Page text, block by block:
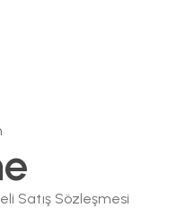
Satış Sözleşmesi